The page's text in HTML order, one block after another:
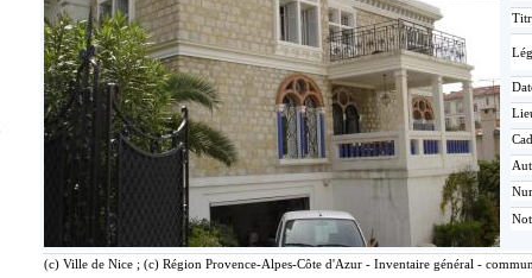
(c) Ville de Nice ; (c) Région Provence-Alpes-Côte d'Azur - Inventaire général -